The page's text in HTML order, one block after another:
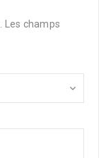
Les champs